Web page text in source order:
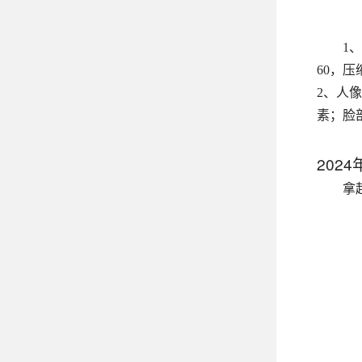
1
60，压
2、人
素；脸
2024
拿